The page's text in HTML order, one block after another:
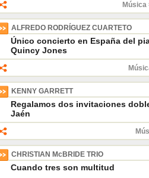
Música
ALFREDO RODRÍGUEZ CUARTETO
Único concierto en España del
Quincy Jones
KENNY GARRETT
Regalamos dos invitaciones
Jaén
CHRISTIAN McBRIDE TRIO
Cuando tres son multitud